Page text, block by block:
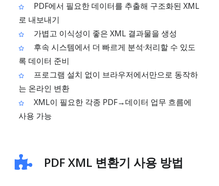
PDF에서 필요한 데이터를 추출해 구조화된 XML
로 내보내기
가볍고 이식성이 좋은 XML 결과물을 생성
후속 시스템에서 더 빠르게 분석·처리할 수 있도
록 데이터 준비
프로그램 설치 없이 브라우저에서만으로 동작하
는 온라인 변환
XML이 필요한 각종 PDF→데이터 업무 흐름에
사용 가능
PDF XML 변환기 사용 방법